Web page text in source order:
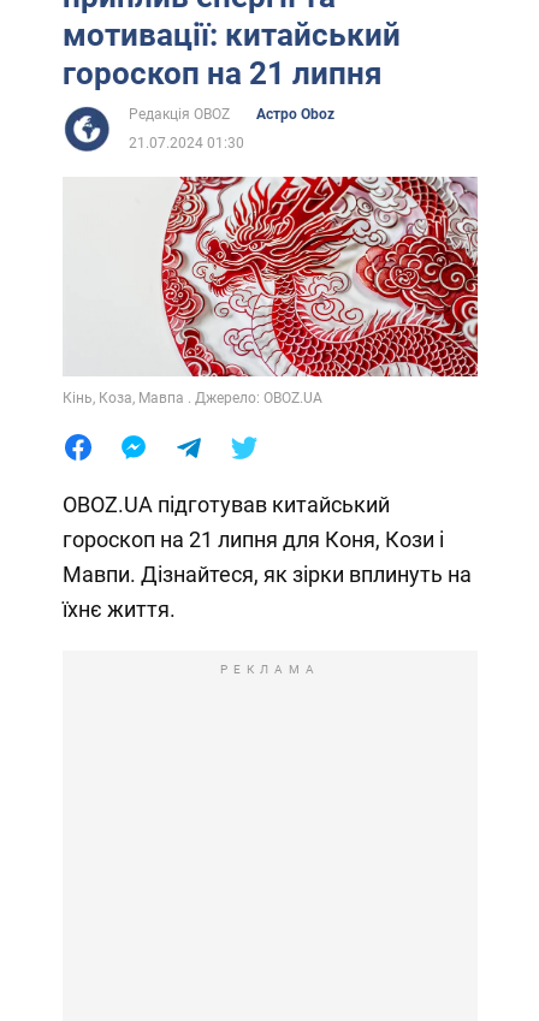
мотивації: китайський
гороскоп на 21 липня
Редакція OBOZ
Астро Oboz
21.07.2024 01:30
Кінь, Коза, Мавпа . Джерело: OBOZ.UA
OBOZ.UA підготував китайський
гороскоп на 21 липня для Коня, Кози і
Мавпи. Дізнайтеся, як зірки вплинуть на
їхнє життя.
РЕКЛАМА